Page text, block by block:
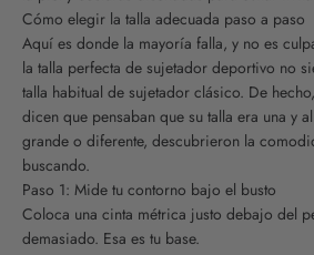
Cómo elegir la talla adecuada paso a paso
Aquí es donde la mayoría falla, y no es
la talla perfecta de sujetador deportivo no
talla habitual de sujetador clásico. De
dicen que pensaban que su talla era una y
grande o diferente, descubrieron la
buscando.
Paso 1: Mide tu contorno bajo el busto
Coloca una cinta métrica justo debajo del
demasiado. Esa es tu base.